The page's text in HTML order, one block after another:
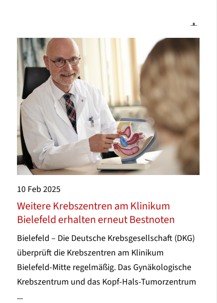
10 Feb2025
Weitere Krebszentren am Klinikum
Bielefeld erhalten erneut Bestnoten
Bielefeld – Die Deutsche Krebsgesellschaft (DKG)
überprüft die Krebszentren am Klinikum
Bielefeld-Mitte regelmäßig. Das Gynäkologische
Krebszentrum und das Kopf-Hals-Tumorzentrum
...